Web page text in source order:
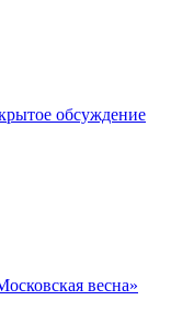
обсуждение
весна»